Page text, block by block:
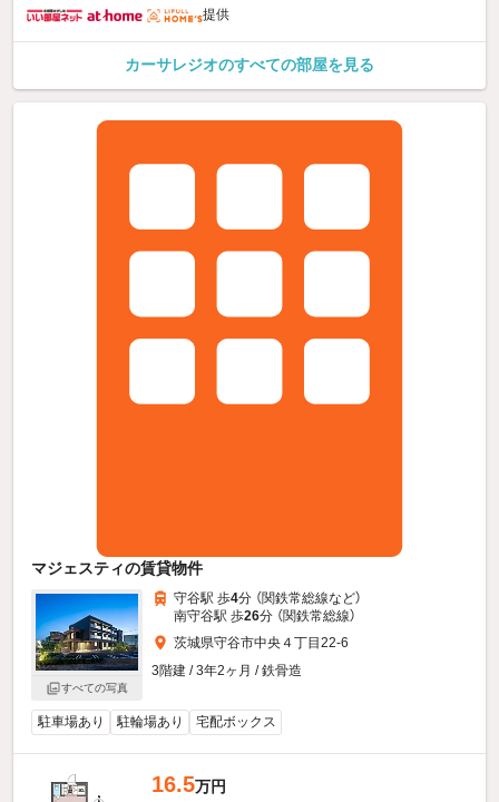
提供
カーサレジオのすべての部屋を見る
マジェスティの賃貸物件
すべての写真
守谷駅 歩4分 （関鉄常総線など）
南守谷駅 歩26分 （関鉄常総線）
茨城県守谷市中央４丁目22-6
3階建 / 3年2ヶ月 / 鉄骨造
駐車場あり 駐輪場あり 宅配ボックス
16.5万円